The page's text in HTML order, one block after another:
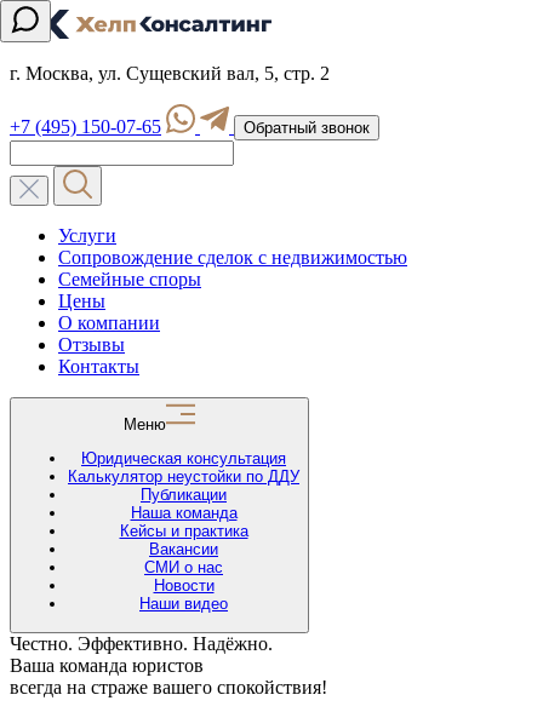
г. Москва, ул. Сущевский вал, 5, стр. 2
+7 (495) 150-07-65 Обратный звонок
Услуги
Сопровождение сделок с недвижимостью
Семейные споры
Цены
О компании
Отзывы
Контакты
Меню
Юридическая консультация
Калькулятор неустойки по ДДУ
Публикации
Наша команда
Кейсы и практика
Вакансии
СМИ о нас
Новости
Наши видео
Честно. Эффективно. Надёжно.
Ваша команда юристов
всегда на страже вашего спокойствия!